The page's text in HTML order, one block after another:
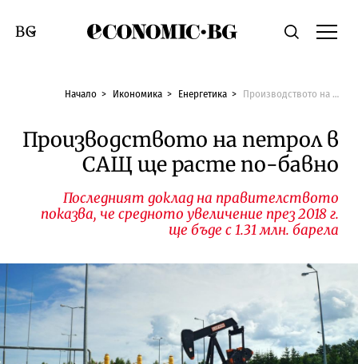
Economic.bgТърсене
Смяна на език
Начало Икономика Енергетика Производството на петрол в САЩ ще расте по-бавно
Производството на петрол в
САЩ ще расте по-бавно
Последният доклад на правителството
показва, че средното увеличение през 2018 г.
ще бъде с 1.31 млн. барела